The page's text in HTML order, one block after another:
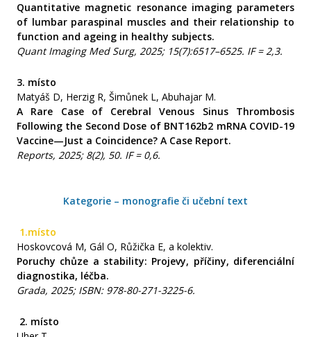
Quantitative magnetic resonance imaging parameters
of lumbar paraspinal muscles and their relationship to
function and ageing in healthy subjects.
Quant Imaging Med Surg, 2025; 15(7):6517–6525. IF = 2,3.
3. místo
Matyáš D, Herzig R, Šimůnek L, Abuhajar M.
A Rare Case of Cerebral Venous Sinus Thrombosis
Following the Second Dose of BNT162b2 mRNA COVID-19
Vaccine—Just a Coincidence? A Case Report.
Reports, 2025; 8(2), 50. IF = 0,6.
Kategorie – monografie či učební text
1.místo
Hoskovcová M, Gál O, Růžička E, a kolektiv.
Poruchy chůze a stability: Projevy, příčiny, diferenciální
diagnostika, léčba.
Grada, 2025; ISBN: 978-80-271-3225-6.
2. místo